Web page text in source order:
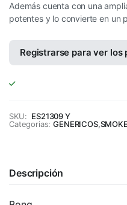
Además cuenta con una
potentes y lo convierte en un
Registrarse para ver los
SKU: ES21309 Y
Categorias: GENERICOS,SMOKE
Descripción